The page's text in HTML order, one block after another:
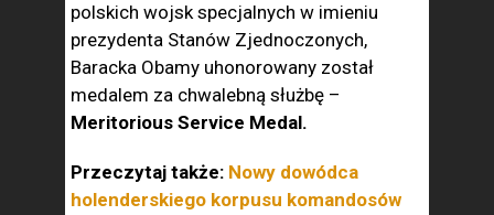
polskich wojsk specjalnych w imieniu
prezydenta Stanów Zjednoczonych,
Baracka Obamy uhonorowany został
medalem za chwalebną służbę –
Meritorious Service Medal.
Przeczytaj także: Nowy dowódca
holenderskiego korpusu komandosów